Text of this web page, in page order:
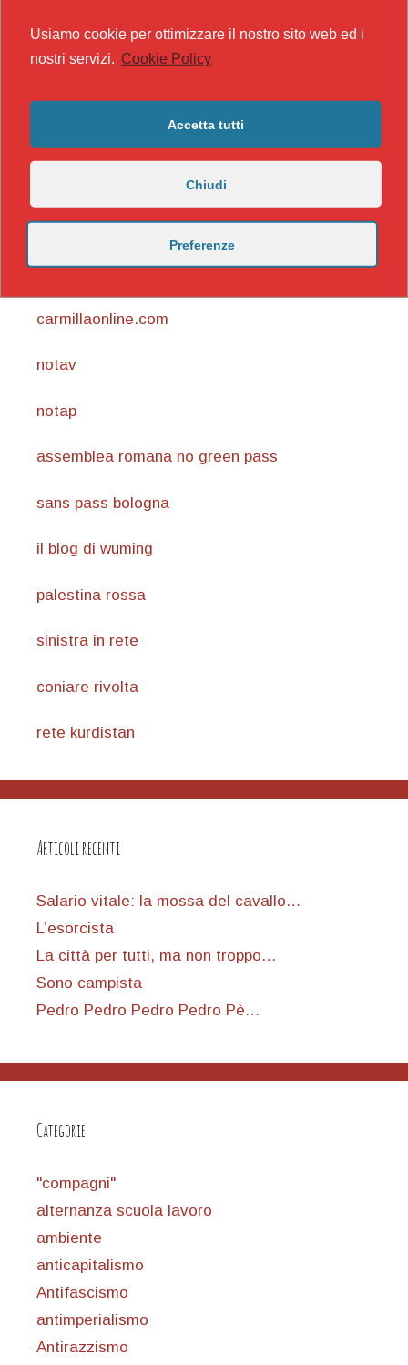
https://nicomaccentelli.substack.com/
carmillaonline.com
notav
notap
assemblea romana no green pass
sans pass bologna
il blog di wuming
palestina rossa
sinistra in rete
coniare rivolta
rete kurdistan
Articoli recenti
Salario vitale: la mossa del cavallo…
L’esorcista
La città per tutti, ma non troppo…
Sono campista
Pedro Pedro Pedro Pedro Pè…
Categorie
"compagni"
alternanza scuola lavoro
ambiente
anticapitalismo
Antifascismo
antimperialismo
Antirazzismo
Usiamo cookie per ottimizzare il nostro sito web ed i
nostri servizi. Cookie Policy
Accetta tutti
Chiudi
Preferenze